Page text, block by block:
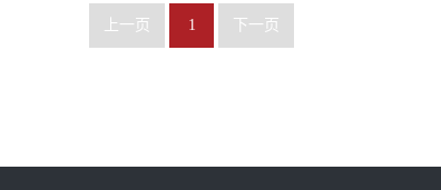
上一页 1 下一页